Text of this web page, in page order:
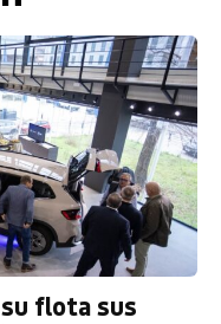
su flota sus